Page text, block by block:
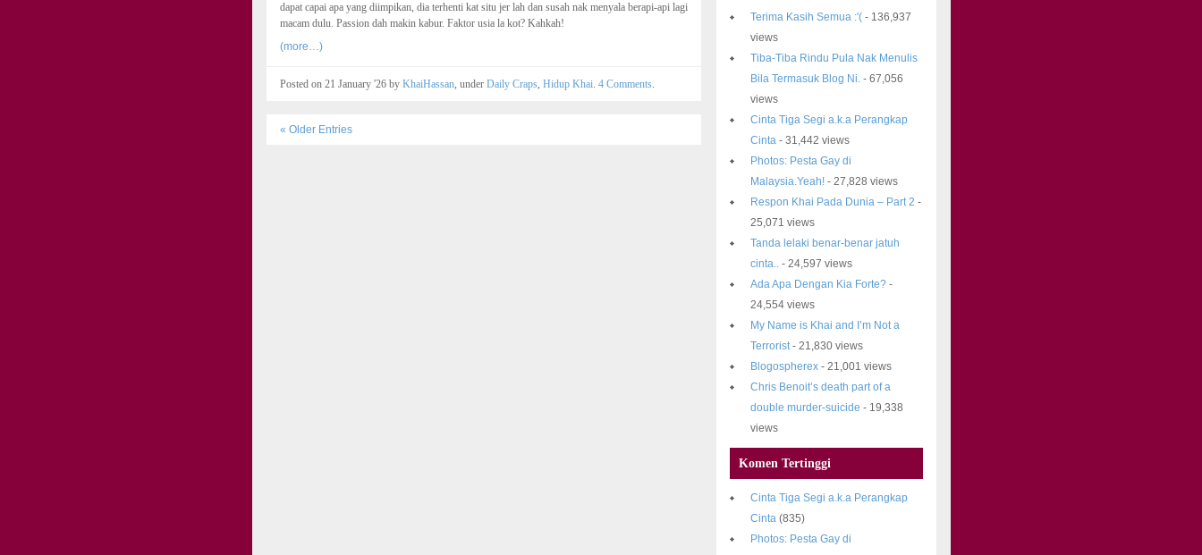
dapat capai apa yang diimpikan, dia terhenti kat situ jer lah dan susah nak menyala berapi-api lagi
macam dulu. Passion dah makin kabur. Faktor usia la kot? Kahkah!
(more…)
Posted on 21 January '26 by KhaiHassan, under Daily Craps, Hidup Khai. 4 Comments.
« Older Entries
Terima Kasih Semua :'(- 136,937
views
Tiba-Tiba Rindu Pula Nak Menulis
Bila Termasuk Blog Ni.- 67,056
views
Cinta Tiga Segi a.k.a Perangkap
Cinta- 31,442 views
Photos: Pesta Gay di
Malaysia.Yeah!- 27,828 views
Respon Khai Pada Dunia – Part 2 -
25,071 views
Tanda lelaki benar-benar jatuh
cinta..- 24,597 views
Ada Apa Dengan Kia Forte?-
24,554 views
My Name is Khai and I’m Not a
Terrorist- 21,830 views
Blogospherex- 21,001 views
Chris Benoit’s death part of a
double murder-suicide - 19,338
views
Komen Tertinggi
Cinta Tiga Segi a.k.a Perangkap
Cinta(835)
Photos: Pesta Gay di